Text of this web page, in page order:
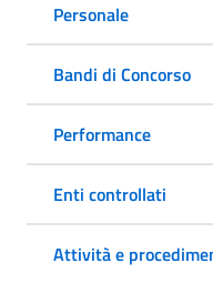
Personale
Bandi di Concorso
Performance
Enti controllati
Attività e